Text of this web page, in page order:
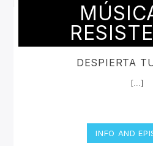
DESPIERTA
[...]
INFO AND